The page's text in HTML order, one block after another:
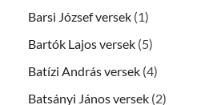
Barsi József versek (1)
Bartók Lajos versek (5)
Batízi András versek (4)
Batsányi János versek (2)